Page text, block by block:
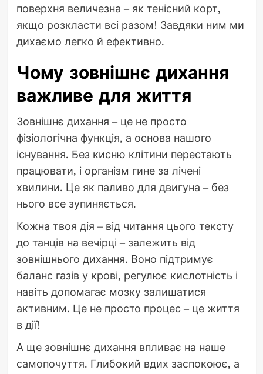
поверхня величезна – як тенісний корт,
якщо розкласти всі разом! Завдяки ним ми
дихаємо легко й ефективно.
Чому зовнішнє дихання
важливе для життя
Зовнішнє дихання – це не просто
фізіологічна функція, а основа нашого
існування. Без кисню клітини перестають
працювати, і організм гине за лічені
хвилини. Це як паливо для двигуна – без
нього все зупиняється.
Кожна твоя дія – від читання цього тексту
до танців на вечірці – залежить від
зовнішнього дихання. Воно підтримує
баланс газів у крові, регулює кислотність і
навіть допомагає мозку залишатися
активним. Це не просто процес – це життя
в дії!
А ще зовнішнє дихання впливає на наше
самопочуття. Глибокий вдих заспокоює, а